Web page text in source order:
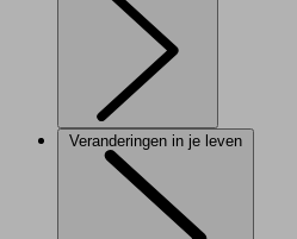
Veranderingen in je leven